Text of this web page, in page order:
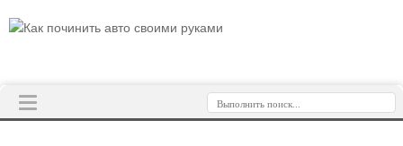
Меню
сайта